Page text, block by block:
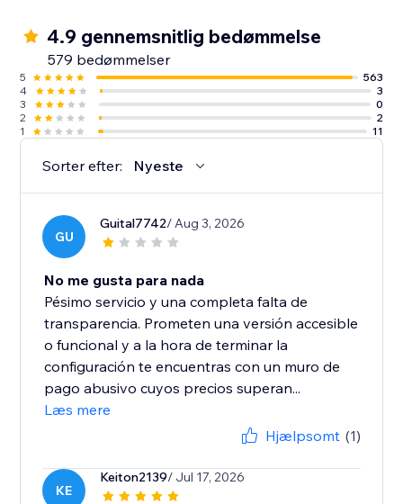
4.9 gennemsnitlig bedømmelse
579 bedømmelser
5
563
4
3
3
0
2
2
1
11
Sorter efter: Nyeste
GU
Guital7742/ Aug 3, 2026
No me gusta para nada
Pésimo servicio y una completa falta de
transparencia. Prometen una versión accesible
o funcional y a la hora de terminar la
configuración te encuentras con un muro de
pago abusivo cuyos precios superan...
Læs mere
Hjælpsomt (1)
KE
Keiton2139/ Jul 17, 2026